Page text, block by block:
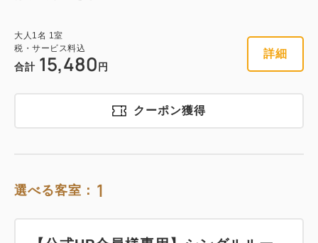
大人 1 名 1 室
税・サービス料込
合計 15,480 円
詳細
クーポン獲得
選べる客室： 1